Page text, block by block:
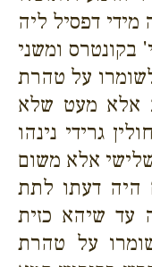
דפסיל ליה
בקונטרס ומשני
על טהרת
אלא מעט שלא
גרידי נינהו
אלא משום
היה דעתו לתת
עד שיהא כזית
על טהרת